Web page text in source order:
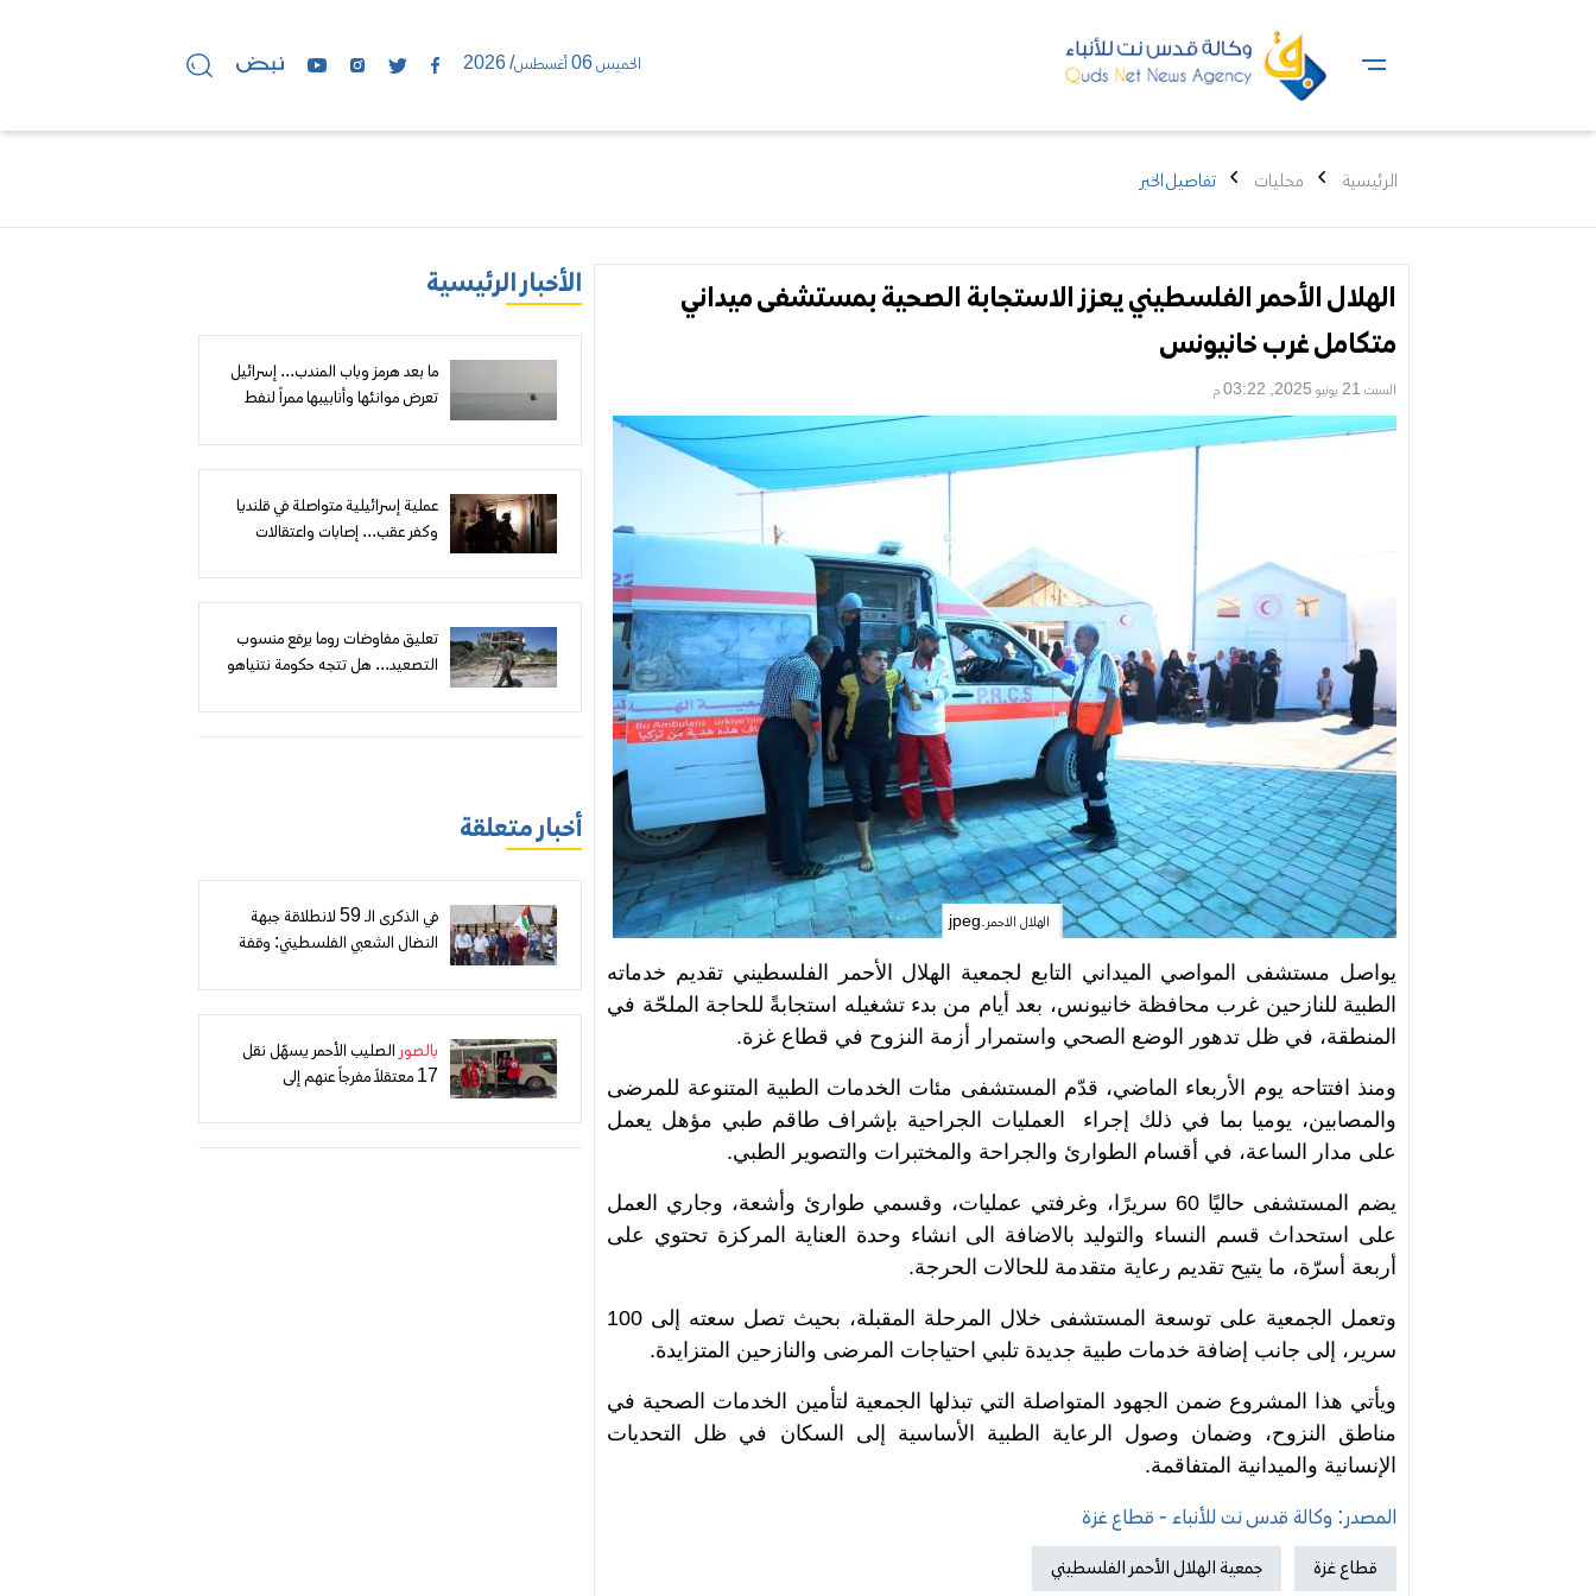
الخميس 06 أغسطس/ 2026
الرئيسية محليات تفاصيل الخبر
الهلال الأحمر الفلسطيني يعزز الاستجابة الصحية بمستشفى ميداني
متكامل غرب خانيونس
السبت 21 يونيو 2025, 03:22 م
الهلال الاحمر.jpeg
يواصل مستشفى المواصي الميداني التابع لجمعية الهلال الأحمر الفلسطيني تقديم خدماته
الطبية للنازحين غرب محافظة خانيونس، بعد أيام من بدء تشغيله استجابةً للحاجة الملحّة في
المنطقة، في ظل تدهور الوضع الصحي واستمرار أزمة النزوح في قطاع غزة.
ومنذ افتتاحه يوم الأربعاء الماضي، قدّم المستشفى مئات الخدمات الطبية المتنوعة للمرضى
والمصابين، يوميا بما في ذلك إجراء العمليات الجراحية بإشراف طاقم طبي مؤهل يعمل
على مدار الساعة، في أقسام الطوارئ والجراحة والمختبرات والتصوير الطبي.
يضم المستشفى حاليًا 60 سريرًا، وغرفتي عمليات، وقسمي طوارئ وأشعة، وجاري العمل
على استحداث قسم النساء والتوليد بالاضافة الى انشاء وحدة العناية المركزة تحتوي على
أربعة أسرّة، ما يتيح تقديم رعاية متقدمة للحالات الحرجة.
وتعمل الجمعية على توسعة المستشفى خلال المرحلة المقبلة، بحيث تصل سعته إلى 100
سرير، إلى جانب إضافة خدمات طبية جديدة تلبي احتياجات المرضى والنازحين المتزايدة.
ويأتي هذا المشروع ضمن الجهود المتواصلة التي تبذلها الجمعية لتأمين الخدمات الصحية في
مناطق النزوح، وضمان وصول الرعاية الطبية الأساسية إلى السكان في ظل التحديات
الإنسانية والميدانية المتفاقمة.
المصدر: وكالة قدس نت للأنباء - قطاع غزة
قطاع غزة جمعية الهلال الأحمر الفلسطيني
الأخبار الرئيسية
ما بعد هرمز وباب المندب... إسرائيل
تعرض موانئها وأنابيبها ممراً لنفط
عملية إسرائيلية متواصلة في قلنديا
وكفر عقب... إصابات واعتقالات
تعليق مفاوضات روما يرفع منسوب
التصعيد... هل تتجه حكومة نتنياهو
أخبار متعلقة
في الذكرى الـ 59 لانطلاقة جبهة
النضال الشعبي الفلسطيني: وقفة
الأحمر في طولكرم
بالصور الصليب الأحمر يسهّل نقل
17 معتقلاً مفرجاً عنهم إلى